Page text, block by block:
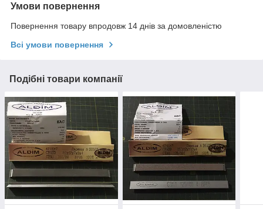
Умови повернення
Повернення товару впродовж 14 днів за домовленістю
Всі умови повернення
Подібні товари компанії